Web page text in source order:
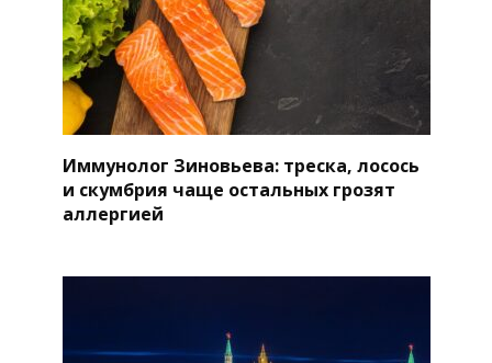
Иммунолог Зиновьева: треска, лосось
и скумбрия чаще остальных грозят
аллергией